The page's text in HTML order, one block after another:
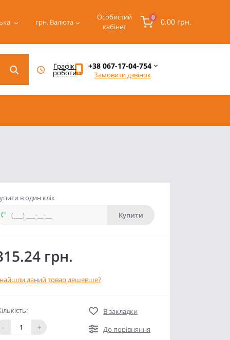
грн. Валюта
Особистий
кабінет
0 0.00 грн.
Графік
роботи
+38 067-17-04-754
Замовити дзвінок
в один клік
Купити
грн.
даний товар дешевше?
-
+
В закладки
До порівняння